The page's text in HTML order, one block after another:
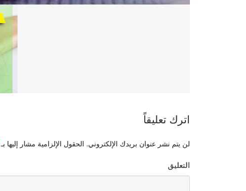
اترك تعليقاً
لن يتم نشر عنوان بريدك الإلكتروني. الحقول الإلزامية مشار إليها بـ
التعليق